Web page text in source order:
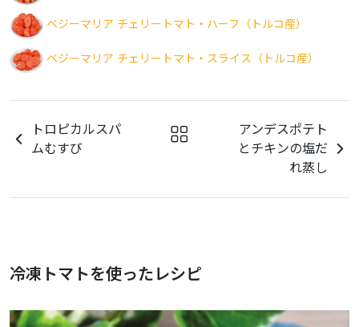
ベジーマリア チェリートマト・ハーフ（トルコ産）
ベジーマリア チェリートマト・スライス（トルコ産）
トロピカルスパ
ムむすび
アンデスポテト
とチキンの塩だ
れ蒸し
冷凍トマトを使ったレシピ